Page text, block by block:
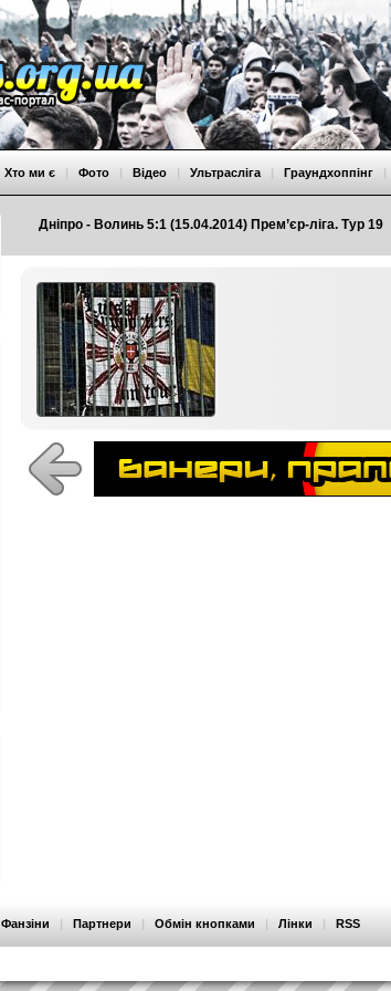
Дніпро - Волинь 5:1 (15.04.2014) Прем’єр-ліга. Тур 19
Хто ми є | Фото | Відео | Ультрасліга | Граундхоппінг |
Фанзіни | Партнери | Обмін кнопками | Лінки | RSS